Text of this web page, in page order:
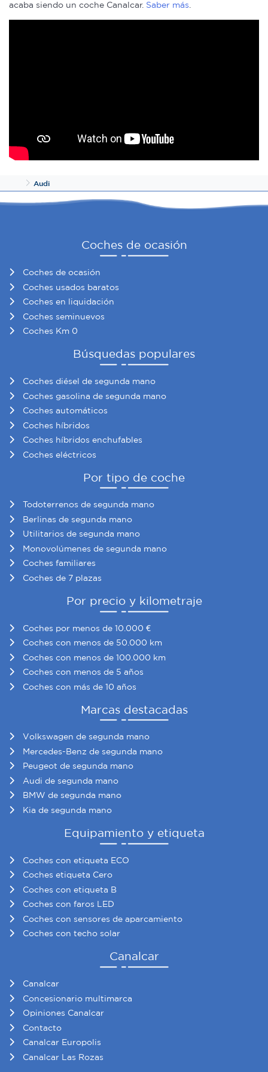
acaba siendo un coche Canalcar. Saber más.
InicioAudi
Coches de ocasión
Coches de ocasión
Coches usados baratos
Coches en liquidación
Coches seminuevos
Coches Km 0
Búsquedas populares
Coches diésel de segunda mano
Coches gasolina de segunda mano
Coches automáticos
Coches híbridos
Coches híbridos enchufables
Coches eléctricos
Por tipo de coche
Todoterrenos de segunda mano
Berlinas de segunda mano
Utilitarios de segunda mano
Monovolúmenes de segunda mano
Coches familiares
Coches de 7 plazas
Por precio y kilometraje
Coches por menos de 10.000 €
Coches con menos de 50.000 km
Coches con menos de 100.000 km
Coches con menos de 5 años
Coches con más de 10 años
Marcas destacadas
Volkswagen de segunda mano
Mercedes-Benz de segunda mano
Peugeot de segunda mano
Audi de segunda mano
BMW de segunda mano
Kia de segunda mano
Equipamiento y etiqueta
Coches con etiqueta ECO
Coches etiqueta Cero
Coches con etiqueta B
Coches con faros LED
Coches con sensores de aparcamiento
Coches con techo solar
Canalcar
Canalcar
Concesionario multimarca
Opiniones Canalcar
Contacto
Canalcar Europolis
Canalcar Las Rozas